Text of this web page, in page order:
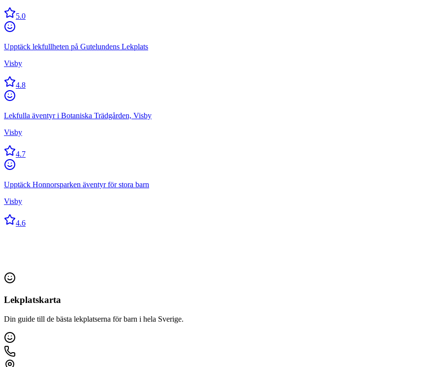
5.0
Upptäck lekfullheten på Gutelundens Lekplats
Visby
4.8
Lekfulla äventyr i Botaniska Trädgården, Visby
Visby
4.7
Upptäck Honnorsparken äventyr för stora barn
Visby
4.6
Lekplatskarta
Din guide till de bästa lekplatserna för barn i hela Sverige.